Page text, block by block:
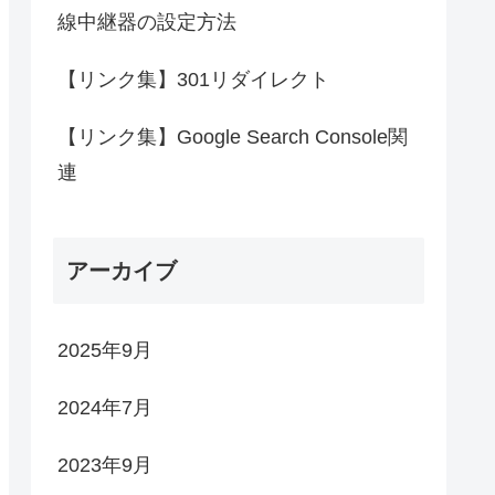
線中継器の設定方法
【リンク集】301リダイレクト
【リンク集】Google Search Console関
連
アーカイブ
2025年9月
2024年7月
2023年9月